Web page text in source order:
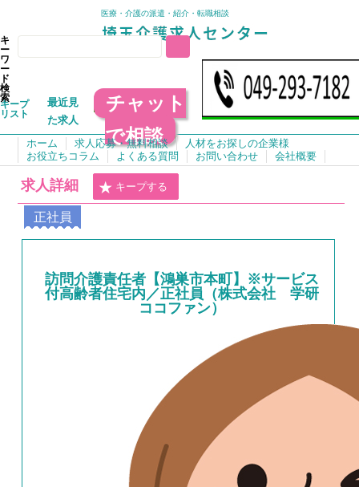
医療・介護の派遣・紹介・転職相談
キ
ー
ワ
ー
ド
検
索
キープ
リスト
最近見
た求人
チャット
で相談
ホーム 求人応募・無料相談
人材をお探しの企業様
お役立ちコラム
よくある質問 お問い合わせ 会社概要
求人詳細 キープする
正社員
訪問介護責任者【鴻巣市本町】※サービス
付高齢者住宅内／正社員（株式会社 学研
ココファン）